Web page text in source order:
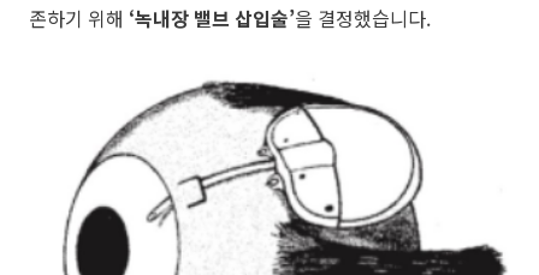
존하기 위해 ‘녹내장 밸브 삽입술’을 결정했습니다.